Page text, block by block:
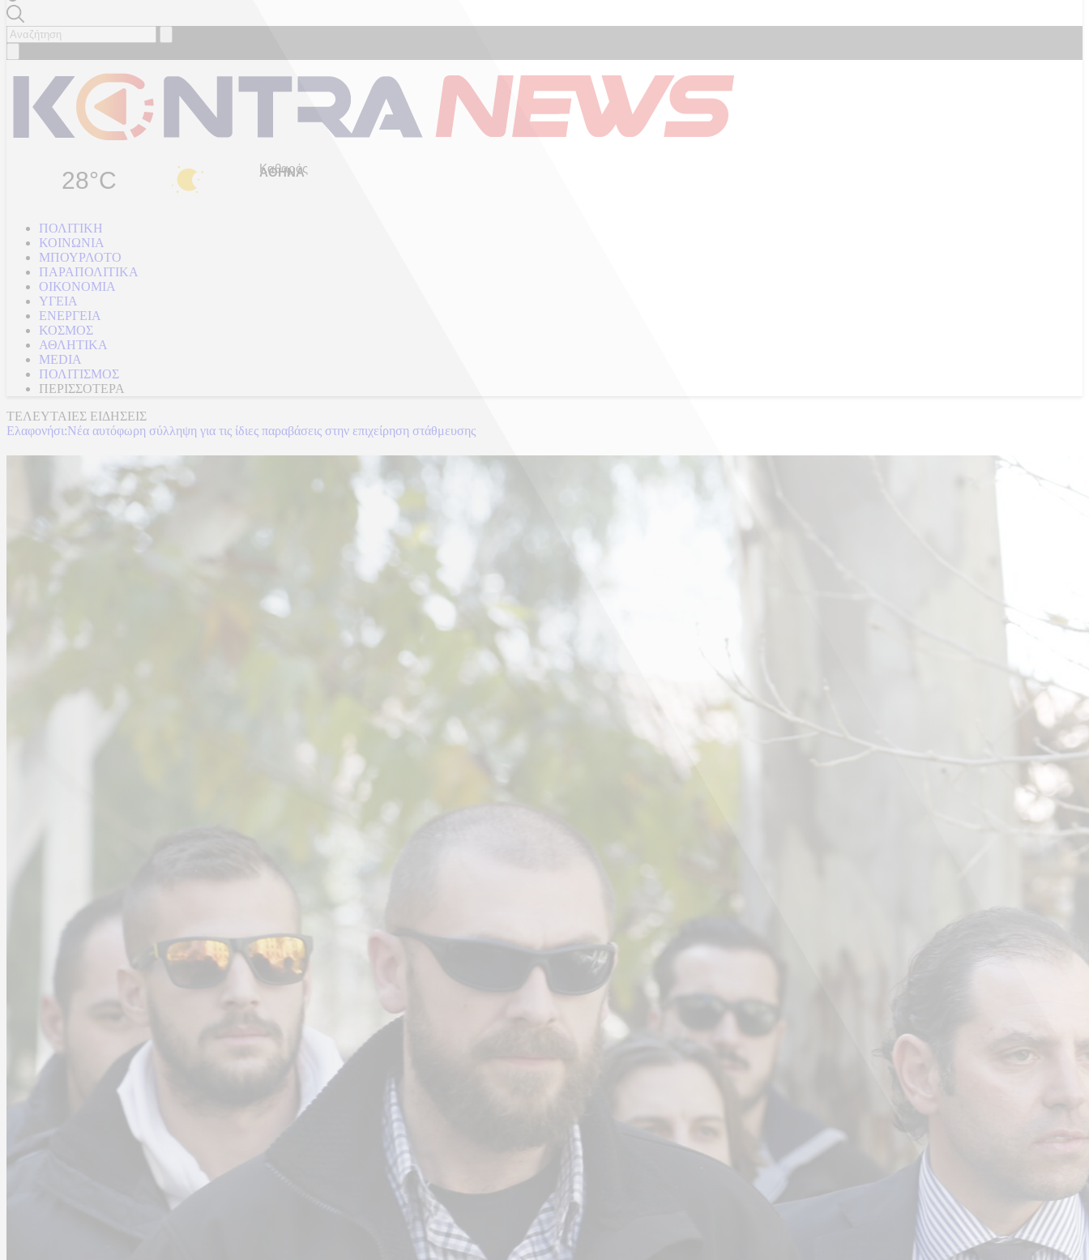
28°C Καθαρός
ΠΟΛΙΤΙΚΗ
ΚΟΙΝΩΝΙΑ
ΜΠΟΥΡΛΟΤΟ
ΠΑΡΑΠΟΛΙΤΙΚΑ
ΟΙΚΟΝΟΜΙΑ
ΥΓΕΙΑ
ΕΝΕΡΓΕΙΑ
ΚΟΣΜΟΣ
ΑΘΛΗΤΙΚΑ
MEDIA
ΠΟΛΙΤΙΣΜΟΣ
ΠΕΡΙΣΣΟΤΕΡΑ
ΤΕΛΕΥΤΑΙΕΣ ΕΙΔΗΣΕΙΣ
Ελαφονήσι:Νέα αυτόφωρη σύλληψη για τις ίδιες παραβάσεις στην επιχείρηση στάθμευσης